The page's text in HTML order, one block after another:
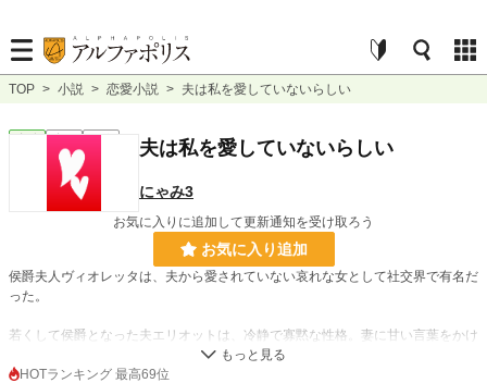
TOP > 小説 > 恋愛小説 > 夫は私を愛していないらしい
完結 短編 夫は私を愛していないらしい
にゃみ3
お気に入りに追加して更新通知を受け取ろう
お気に入り追加
侯爵夫人ヴィオレッタは、夫から愛されていない哀れな女として社交界で有名だ
った。
若くして侯爵となった夫エリオットは、冷静で寡黙な性格。妻に甘い言葉をかけ
ることも、優しく微笑むこともない。
HOTランキング 最高69位